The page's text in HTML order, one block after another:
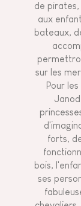
de
aux
bateaux,
sur les
Pour
forts,
bois,
ses